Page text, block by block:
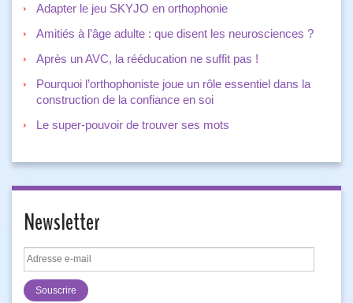
Adapter le jeu SKYJO en orthophonie
Amitiés à l’âge adulte : que disent les neurosciences ?
Après un AVC, la rééducation ne suffit pas !
Pourquoi l’orthophoniste joue un rôle essentiel dans la
construction de la confiance en soi
Le super-pouvoir de trouver ses mots
Newsletter
Adresse
e-
mail